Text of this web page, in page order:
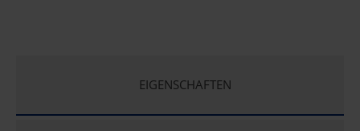
EIGENSCHAFTEN